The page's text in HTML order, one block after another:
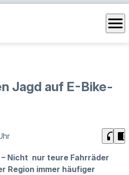
menu
Jagd auf E-Bike-
headphones chrome_reader_mode
Nicht nur teure Fahrräder
Region immer häufiger